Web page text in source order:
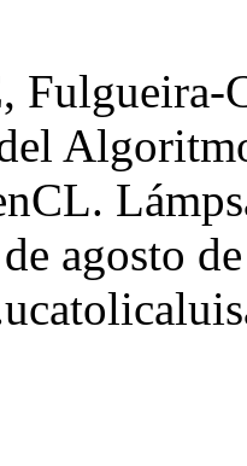
agosto